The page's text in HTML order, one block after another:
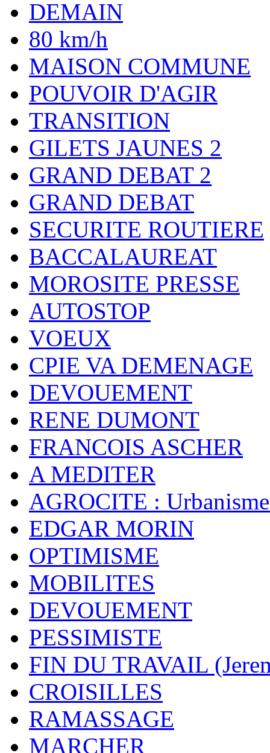
DEMAIN
80 km/h
MAISON COMMUNE
POUVOIR D'AGIR
TRANSITION
GILETS JAUNES 2
GRAND DEBAT 2
GRAND DEBAT
SECURITE ROUTIERE
BACCALAUREAT
MOROSITE PRESSE
AUTOSTOP
VOEUX
CPIE VA DEMENAGE
DEVOUEMENT
RENE DUMONT
FRANCOIS ASCHER
A MEDITER
AGROCITE :
EDGAR MORIN
OPTIMISME
MOBILITES
DEVOUEMENT
PESSIMISTE
FIN DU TRAVAIL
CROISILLES
RAMASSAGE
MARCHER